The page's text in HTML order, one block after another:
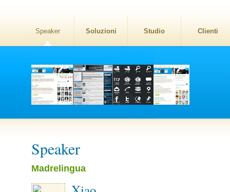
Speaker Soluzioni Studio Clienti
Speaker
Madrelingua